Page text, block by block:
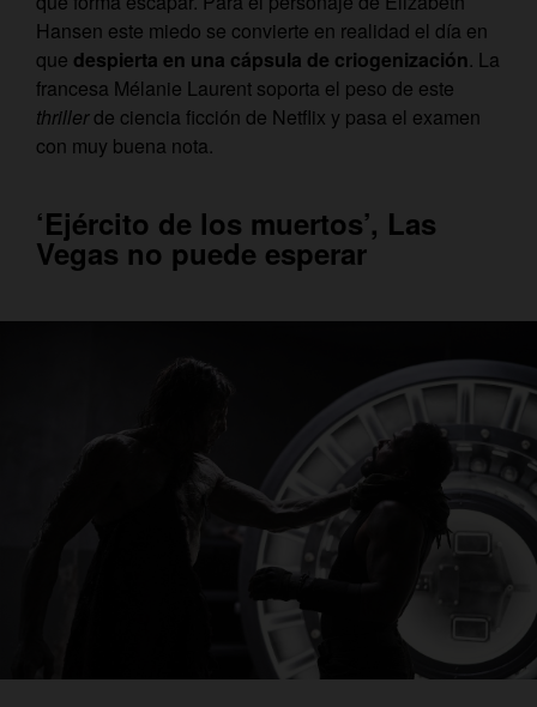
Hansen este miedo se convierte en realidad el día en
que despierta en una cápsula de criogenización. La
francesa Mélanie Laurent soporta el peso de este
thrillerde ciencia ficción de Netflix y pasa el examen
con muy buena nota.
‘Ejército de los muertos’, Las
Vegas no puede esperar